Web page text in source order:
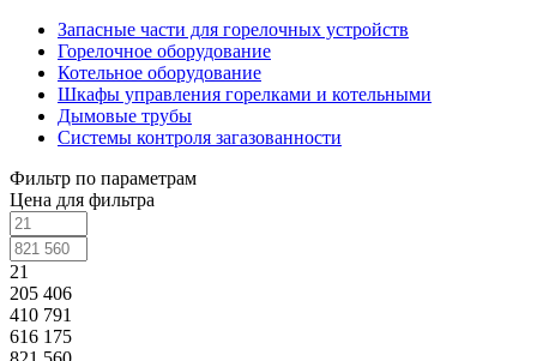
Запасные части для горелочных устройств
Горелочное оборудование
Котельное оборудование
Шкафы управления горелками и котельными
Дымовые трубы
Системы контроля загазованности
Фильтр по параметрам
Цена для фильтра
21
205 406
410 791
616 175